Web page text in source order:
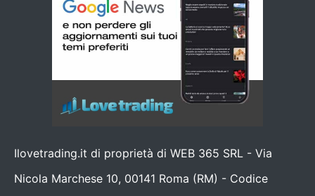
Ilovetrading.it di proprietà di WEB 365 SRL - Via
Nicola Marchese 10, 00141 Roma (RM) - Codice